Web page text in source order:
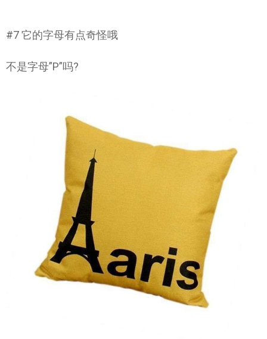
#7 它的字母有点奇怪哦
不是字母”P”吗?